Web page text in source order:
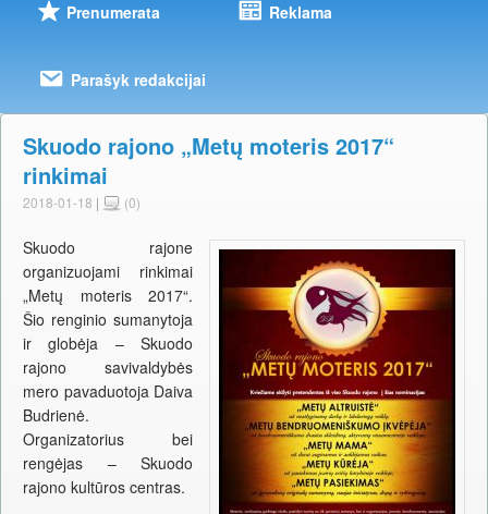
Prenumerata Reklama
Parašyk redakcijai
Skuodo rajono „Metų moteris 2017“
rinkimai
2018-01-18 | (0)
Skuodo rajone
organizuojami rinkimai
„Metų moteris 2017“.
Šio renginio sumanytoja
ir globėja – Skuodo
rajono savivaldybės
mero pavaduotoja Daiva
Budrienė.
Organizatorius bei
rengėjas – Skuodo
rajono kultūros centras.